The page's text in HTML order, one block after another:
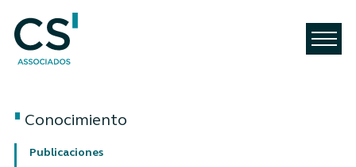
Conocimiento
Publicaciones